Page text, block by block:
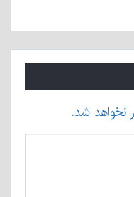
نخواهد شد.